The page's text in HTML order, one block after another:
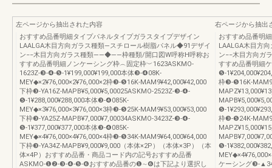
左ページから抽出された内容
おすすめ品番明細タイプパネルタイプガラスタイプデザイン
LAALGA木目方向ガラス種類―スチロール樹脂パネル◆91デザイ
ン−−木目方向ガラス種類――◆――枠種類/開口図W呼称H呼称お
すすめ品番明細ノンケーシング枠︵固定枠︶1623ASKMO-
1623Z-❸-❹-❺-1¥199,000¥199,000本体❸-❹08K-
MEY◆×2¥76,000×2¥76,000×2枠❸-❺16K-MAM9¥42,000¥42,000
下枠❸-YA16Z-MAPB¥5,000¥5,00025ASKMO-2523Z-❸-❹-
❺-1¥288,000¥288,000本体❸-❹085K-
MEY◆×3¥76,000×3¥76,000×3枠❸-❺25K-MAM9¥53,000¥53,000
下枠❸-YA25Z-MAPB¥7,000¥7,00034ASKMO-3423Z-❸-❹-
❺-1¥377,000¥377,000本体❸-❹085K-
MEY◆×4¥76,000×4¥76,000×4枠❸-❺34K-MAM9¥64,000¥64,000
下枠❸-YA34Z-MAPB¥9,000¥9,000（本体×2P）（本体×3P）（本
体×4P）おすすめ品番・商品コード内の記号おすすめ品番
ASKMO-❶❷-❸-❹-❺-❻おすすめ品番の❶∼❻は下記より選択し
右ページから抽出
おすすめ品番明
LAALGA木目方
ン−−木目方向ガ
すすめ品番明細
❺-
枠❸-❺16K-
❺-
枠❸-❺24K-
❺-
ケーシング❸-